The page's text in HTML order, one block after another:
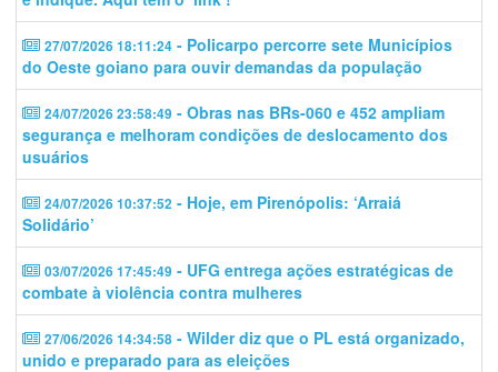
27/07/2026 18:11:24 - Policarpo percorre sete Municípios
do Oeste goiano para ouvir demandas da população
24/07/2026 23:58:49 - Obras nas BRs-060 e 452 ampliam
segurança e melhoram condições de deslocamento dos
usuários
24/07/2026 10:37:52 - Hoje, em Pirenópolis: ‘Arraiá
Solidário’
03/07/2026 17:45:49 - UFG entrega ações estratégicas de
combate à violência contra mulheres
27/06/2026 14:34:58 - Wilder diz que o PL está organizado,
unido e preparado para as eleições